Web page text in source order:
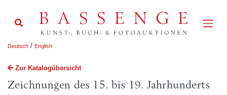
Deutsch / English
Zur Katalogübersicht
Zeichnungen des 15. bis 19. Jahrhunderts